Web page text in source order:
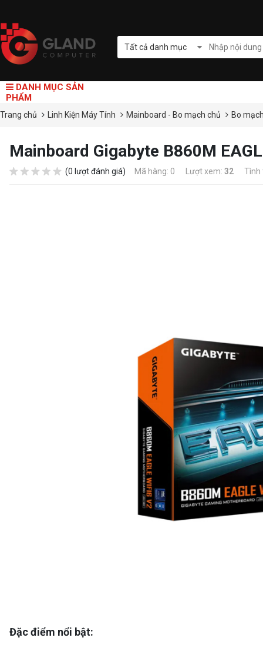
Tất cả danh mục
DANH MỤC SẢN
PHẨM
Trang chủ Linh Kiện Máy Tính Mainboard - Bo mạch chủ Bo
Mainboard Gigabyte B860M
(0 lượt đánh giá) Mã hàng: 0 Lượt xem: 32 Tình
Đặc điểm nổi bật: